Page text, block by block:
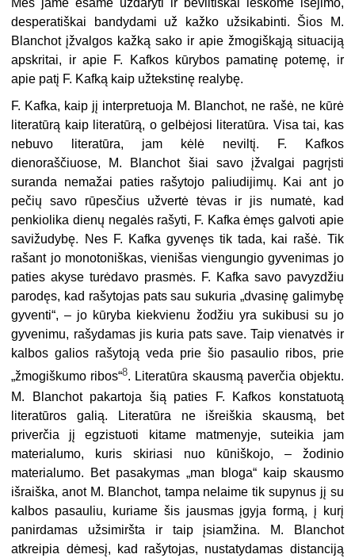
desperatiškai bandydami už kažko užsikabinti. Šios M.
Blanchot įžvalgos kažką sako ir apie žmogiškąją situaciją
apskritai, ir apie F. Kafkos kūrybos pamatinę potemę, ir
apie patį F. Kafką kaip užtekstinę realybę.
F. Kafka, kaip jį interpretuoja M. Blanchot, ne rašė, ne kūrė
literatūrą kaip literatūrą, o gelbėjosi literatūra. Visa tai, kas
nebuvo literatūra, jam kėlė neviltį. F. Kafkos
dienoraščiuose, M. Blanchot šiai savo įžvalgai pagrįsti
suranda nemažai paties rašytojo paliudijimų. Kai ant jo
pečių savo rūpesčius užvertė tėvas ir jis numatė, kad
penkiolika dienų negalės rašyti, F. Kafka ėmęs galvoti apie
savižudybę. Nes F. Kafka gyvenęs tik tada, kai rašė. Tik
rašant jo monotoniškas, vienišas viengungio gyvenimas jo
paties akyse turėdavo prasmės. F. Kafka savo pavyzdžiu
parodęs, kad rašytojas pats sau sukuria „dvasinę galimybę
gyventi“, – jo kūryba kiekvienu žodžiu yra sukibusi su jo
gyvenimu, rašydamas jis kuria pats save. Taip vienatvės ir
kalbos galios rašytoją veda prie šio pasaulio ribos, prie
„žmogiškumo ribos“8. Literatūra skausmą paverčia objektu.
M. Blanchot pakartoja šią paties F. Kafkos konstatuotą
literatūros galią. Literatūra ne išreiškia skausmą, bet
priverčia jį egzistuoti kitame matmenyje, suteikia jam
materialumo, kuris skiriasi nuo kūniškojo, – žodinio
materialumo. Bet pasakymas „man bloga“ kaip skausmo
išraiška, anot M. Blanchot, tampa nelaime tik supynus jį su
kalbos pasauliu, kuriame šis jausmas įgyja formą, į kurį
panirdamas užsimiršta ir taip įsiamžina. M. Blanchot
atkreipia dėmesį, kad rašytojas, nustatydamas distanciją